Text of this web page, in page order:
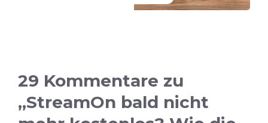
29 Kommentare zu
„StreamOn bald nicht